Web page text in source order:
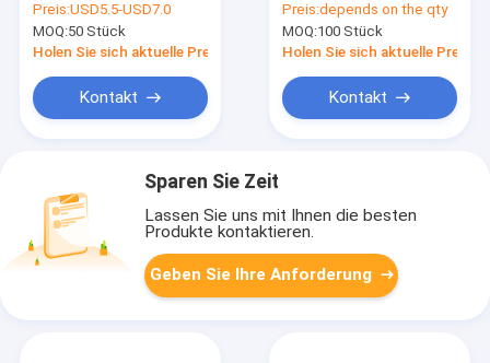
Sealants Ins
Preis:USD5.5-USD7.0
MOQ:50 Stück
Holen Sie sich aktuelle Preis
Kontakt
Generation
Selbstritzenden
Zahnklebstoff
Preis:depends on the qty
MOQ:100 Stück
Holen Sie sich aktuelle Preis
Kontakt
Sparen Sie Zeit
Lassen Sie uns mit Ihnen die besten
Produkte kontaktieren.
Geben Sie Ihre Anforderung